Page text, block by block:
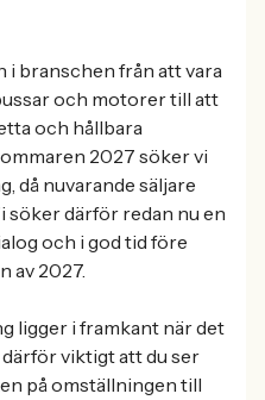
i branschen från att vara
och motorer till att
och hållbara
2027 söker vi
då nuvarande säljare
söker därför redan nu en
och i god tid före
av 2027.
ligger i framkant när det
viktigt att du ser
på omställningen till